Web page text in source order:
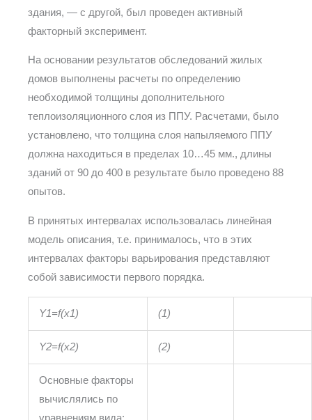
здания, — с другой, был проведен активный
факторный эксперимент.
На основании результатов обследований жилых
домов выполнены расчеты по определению
необходимой толщины дополнительного
теплоизоляционного слоя из ППУ. Расчетами, было
установлено, что толщина слоя напыляемого ППУ
должна находиться в пределах 10…45 мм., длины
зданий от 90 до 400 в результате было проведено 88
опытов.
В принятых интервалах использовалась линейная
модель описания, т.е. принималось, что в этих
интервалах факторы варьирования представляют
собой зависимости первого порядка.
Y1=f(x1) (1)
Y2=f(x2) (2)
Основные факторы
вычислялись по